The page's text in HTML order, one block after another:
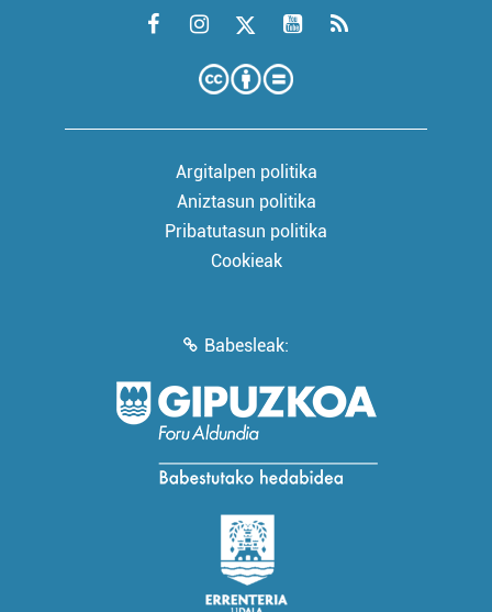
Argitalpen politika
Aniztasun politika
Pribatutasun politika
Cookieak
Babesleak: